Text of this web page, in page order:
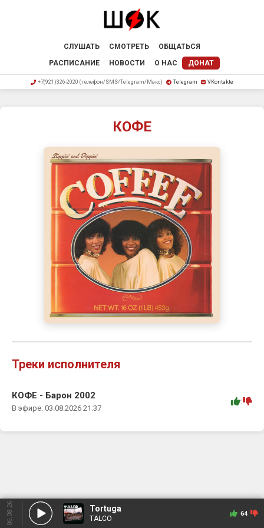
СЛУШАТЬ СМОТРЕТЬ
ОБЩАТЬСЯ
РАСПИСАНИЕ
НОВОСТИ О НАС ДОНАТ
+7(921)326-2020 (телефон/SMS/Telegram/Макс) Telegram VKontakte
КОФЕ
Треки исполнителя
КОФЕ - Барон 2002
В эфире: 03.08.2026 21:37
:
06.08.26 Tortuga
TALCO
64